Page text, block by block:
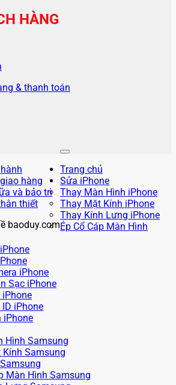
HÀNG
& thanh toán
hàng
và bảo trì
thiết
baoduy.com
Trang chủ
Sửa iPhone
Thay Màn Hình iPhone
Thay Mặt Kính iPhone
Thay Kính Lưng iPhone
Ép Cổ Cáp Màn Hình
iPhone
Sạc iPhone
iPhone
iPhone
Hình Samsung
Samsung
Màn Hình Samsung